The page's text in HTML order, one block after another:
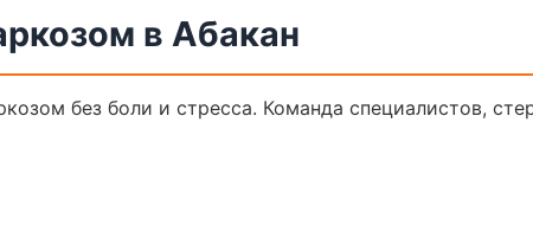
в Абакан
без боли и стресса. Команда специалистов,